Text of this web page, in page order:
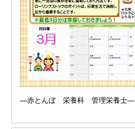
―赤とんぼ 栄養科 管理栄養士―